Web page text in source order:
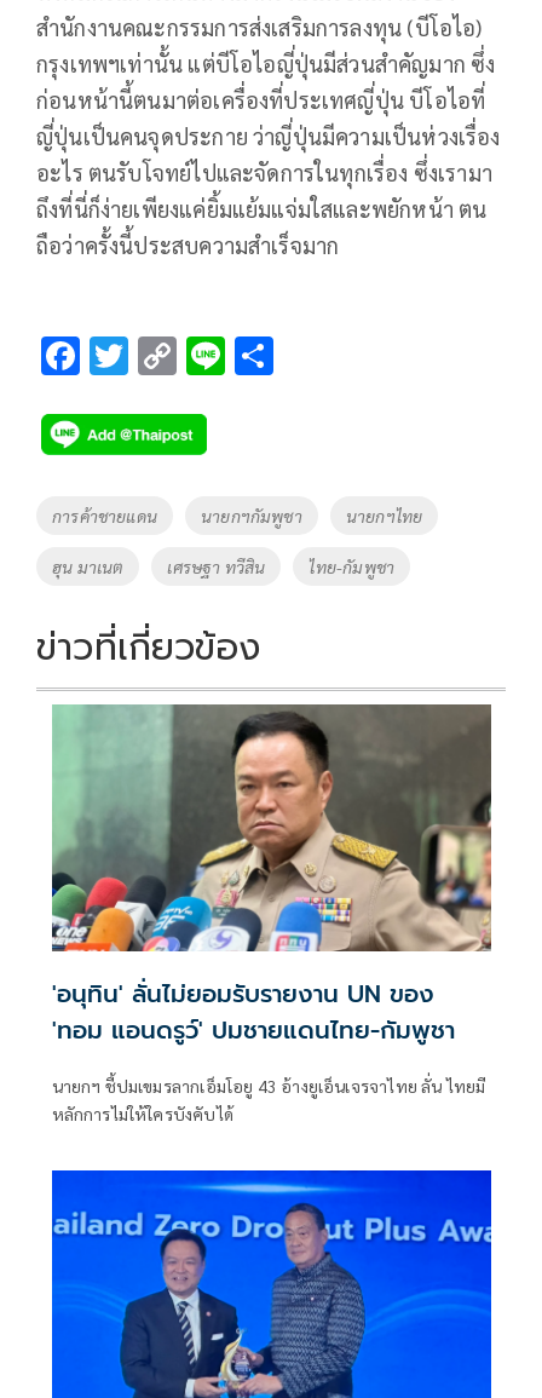
สำนักงานคณะกรรมการส่งเสริมการลงทุน (บีโอไอ)
กรุงเทพฯเท่านั้น แต่บีโอไอญี่ปุ่นมีส่วนสำคัญมาก ซึ่ง
ก่อนหน้านี้ตนมาต่อเครื่องที่ประเทศญี่ปุ่น บีโอไอที่
ญี่ปุ่นเป็นคนจุดประกาย ว่าญี่ปุ่นมีความเป็นห่วงเรื่อง
อะไร ตนรับโจทย์ไปและจัดการในทุกเรื่อง ซึ่งเรามา
ถึงที่นี่ก็ง่ายเพียงแค่ยิ้มแย้มแจ่มใสและพยักหน้า ตน
ถือว่าครั้งนี้ประสบความสำเร็จมาก
F
e
b
o
k
T
tt
er
C
p
y
Li
k
Li
Tags
การค้าชายแดน นายกฯกัมพูชา นายกฯไทย
ฮุน มาเนต เศรษฐา ทวีสิน ไทย-กัมพูชา
ข่าวที่เกี่ยวข้อง
'อนุทิน' ลั่นไม่ยอมรับรายงาน UN ของ
'ทอม แอนดรูว์' ปมชายแดนไทย-กัมพูชา
นายกฯ ชี้ปมเขมรลากเอ็มโอยู 43 อ้างยูเอ็นเจรจาไทย ลั่น ไทยมี
หลักการไม่ให้ใครบังคับได้